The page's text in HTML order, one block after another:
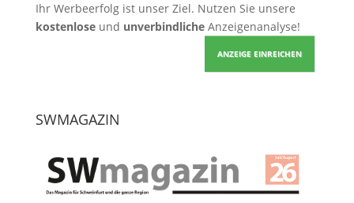
Ihr Werbeerfolg ist unser Ziel. Nutzen Sie unsere
kostenloseund unverbindlicheAnzeigenanalyse!
ANZEIGE EINREICHEN
SWMAGAZIN